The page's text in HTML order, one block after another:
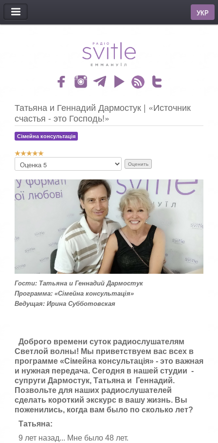
МЕНЮ
УКР
Татьяна и Геннадий Дармостук | «Источник
счастья - это Господь!»
Сімейна консультація
Р
й
т
н
5
о
ж
а
л
а
ц
е
н
и
т
Гости: Татьяна и Геннадий Дармостук
Программа: «Сімейна консультація»
Ведущая: Ирина Субботовская
Доброго времени суток радиослушателям
Светлой волны! Мы приветствуем вас всех в
программе «Сімейна консультація» - это важная
и нужная передача. Сегодня в нашей студии -
супруги Дармостук, Татьяна и Геннадий.
Позвольте для наших радиослушателей
сделать короткий экскурс в вашу жизнь. Вы
поженились, когда вам было по сколько лет?
Татьяна:
9 лет назад... Мне было 48 лет.